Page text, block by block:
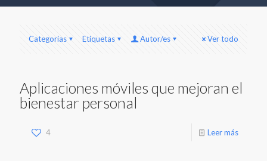
Categorías Etiquetas Autor/es Ver todo
Aplicaciones móviles que mejoran el
bienestar personal
4 Leer más